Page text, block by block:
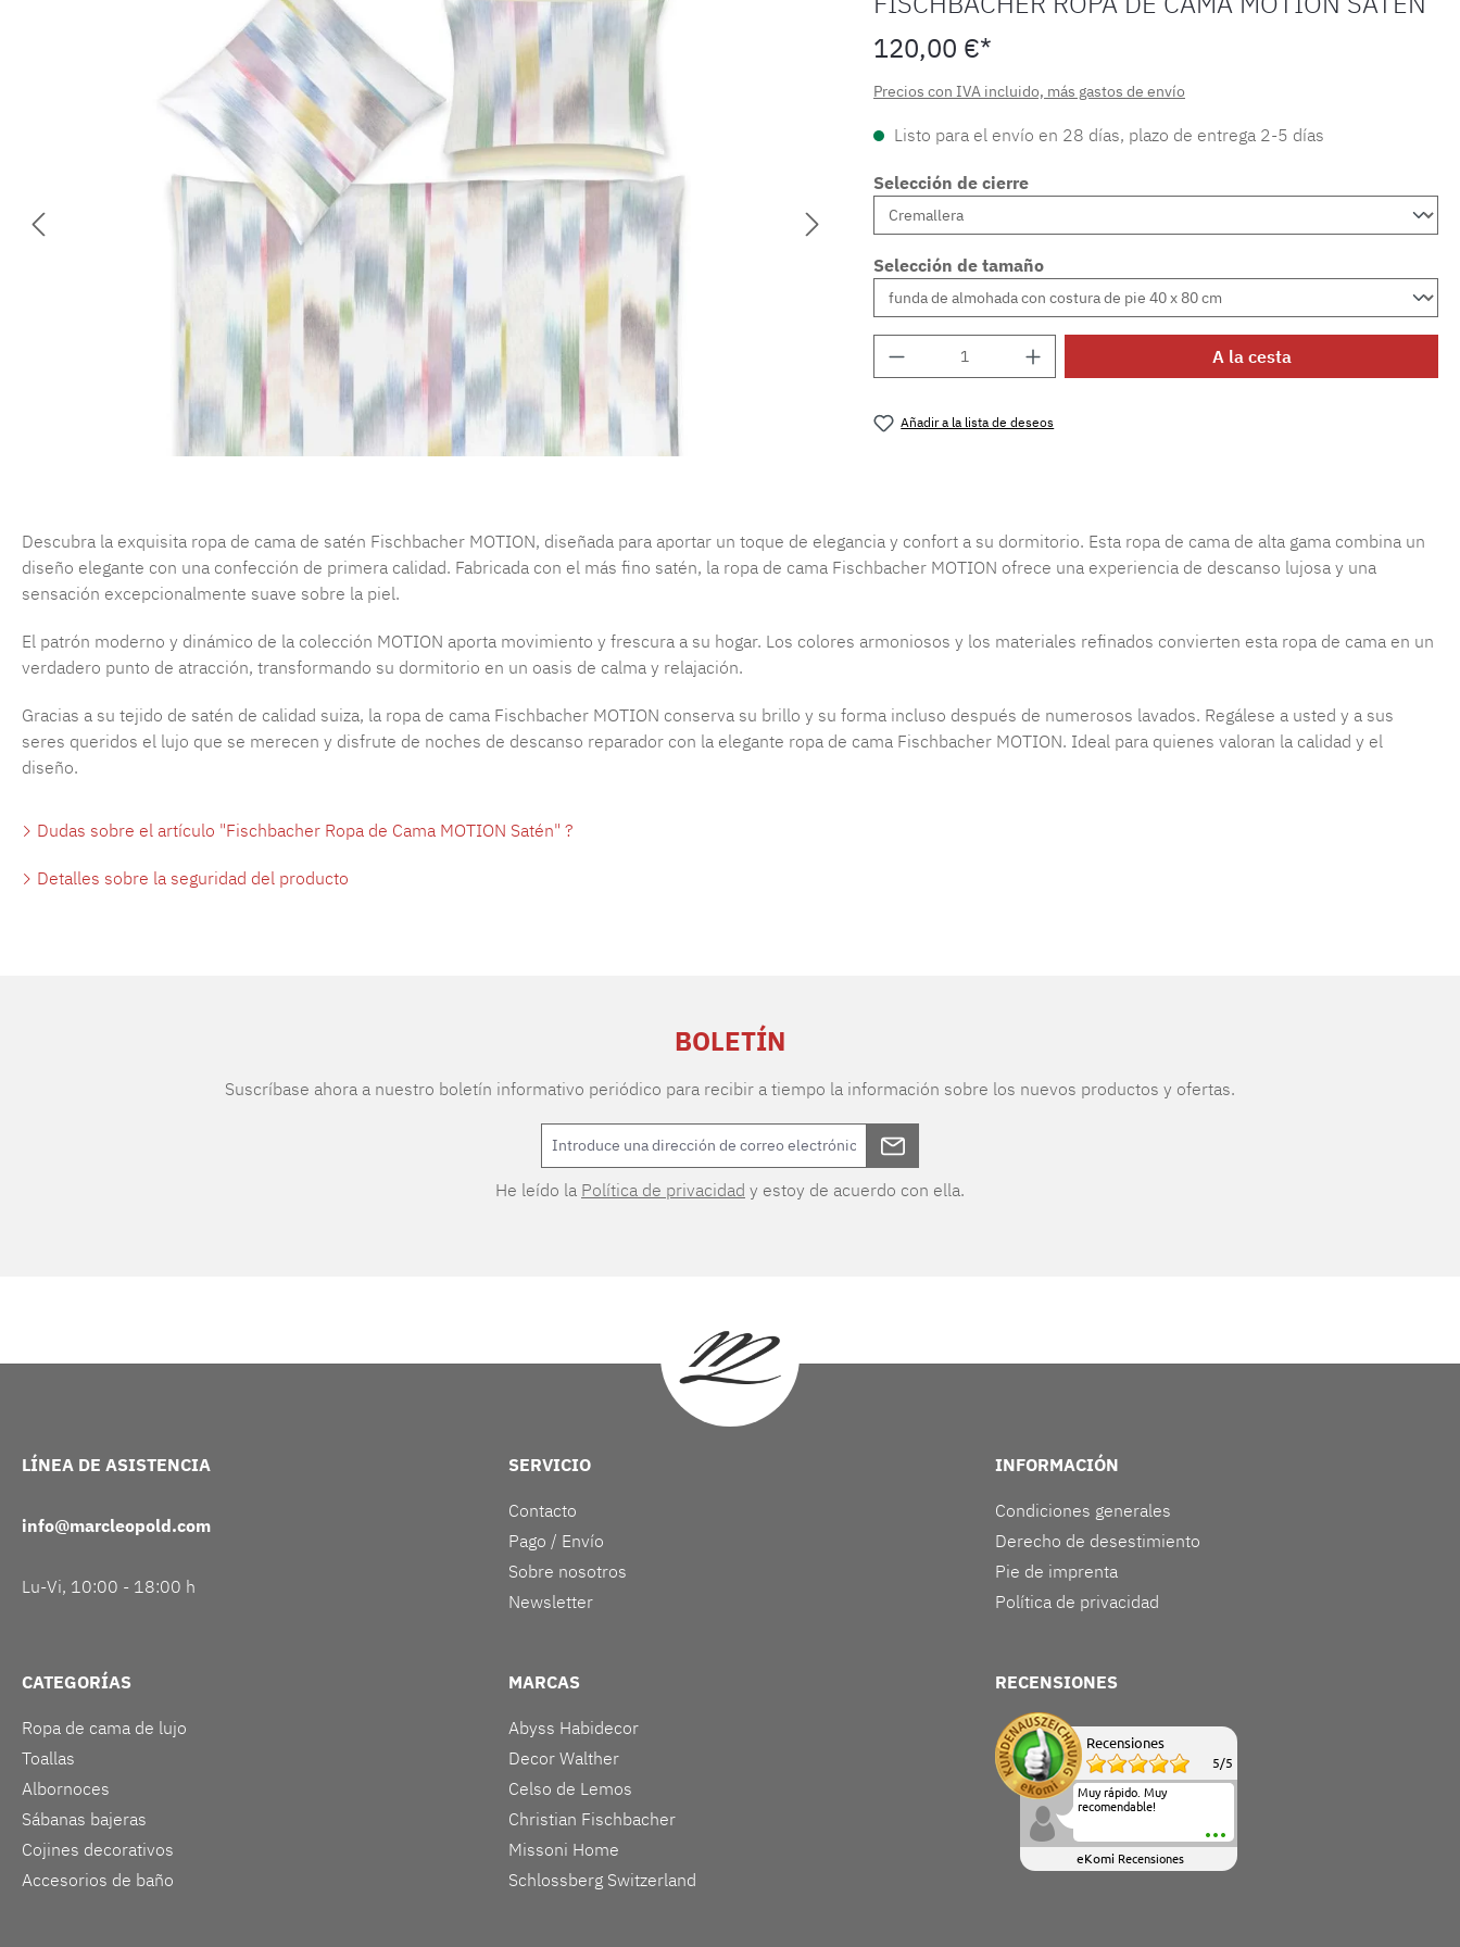
120,00 €*
Precios con IVA incluido, más gastos de envío
Listo para el envío en 28 días, plazo de entrega 2-5 días
Selección de cierre
Selección de tamaño
Cantidad del producto: introduce la cantidad
A la cesta
Añadir a la lista de deseos
Descubra la exquisita ropa de cama de satén Fischbacher MOTION, diseñada para aportar un toque de elegancia y confort a su dormitorio. Esta ropa de cama de alta gama combina un
diseño elegante con una confección de primera calidad. Fabricada con el más fino satén, la ropa de cama Fischbacher MOTION ofrece una experiencia de descanso lujosa y una
sensación excepcionalmente suave sobre la piel.
El patrón moderno y dinámico de la colección MOTION aporta movimiento y frescura a su hogar. Los colores armoniosos y los materiales refinados convierten esta ropa de cama en un
verdadero punto de atracción, transformando su dormitorio en un oasis de calma y relajación.
Gracias a su tejido de satén de calidad suiza, la ropa de cama Fischbacher MOTION conserva su brillo y su forma incluso después de numerosos lavados. Regálese a usted y a sus
seres queridos el lujo que se merecen y disfrute de noches de descanso reparador con la elegante ropa de cama Fischbacher MOTION. Ideal para quienes valoran la calidad y el
diseño.
Dudas sobre el artículo "Fischbacher Ropa de Cama MOTION Satén" ?
Detalles sobre la seguridad del producto
BOLETÍN
Suscríbase ahora a nuestro boletín informativo periódico para recibir a tiempo la información sobre los nuevos productos y ofertas.
He leído la Política de privacidad y estoy de acuerdo con ella.
LÍNEA DE ASISTENCIA
info@marcleopold.com
Lu-Vi, 10:00 - 18:00 h
SERVICIO
Contacto
Pago / Envío
Sobre nosotros
Newsletter
INFORMACIÓN
Condiciones generales
Derecho de desestimiento
Pie de imprenta
Política de privacidad
CATEGORÍAS
Ropa de cama de lujo
Toallas
Albornoces
Sábanas bajeras
Cojines decorativos
Accesorios de baño
MARCAS
Abyss Habidecor
Decor Walther
Celso de Lemos
Christian Fischbacher
Missoni Home
Schlossberg Switzerland
RECENSIONES
Recensiones
5/5
Muy rápido. Muy
recomendable!
eKomi Recensiones